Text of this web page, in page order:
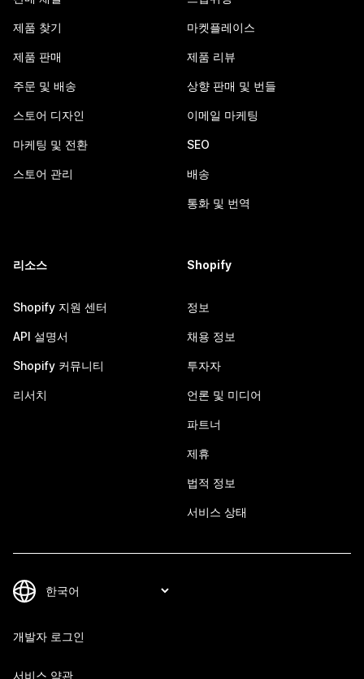
제품 찾기
제품 판매
주문 및 배송
스토어 디자인
마케팅 및 전환
스토어 관리
마켓플레이스
제품 리뷰
상향 판매 및 번들
이메일 마케팅
SEO
배송
통화 및 번역
리소스
Shopify 지원 센터
API 설명서
Shopify 커뮤니티
리서치
Shopify
정보
채용 정보
투자자
언론 및 미디어
파트너
제휴
법적 정보
서비스 상태
개발자 로그인
서비스 약관